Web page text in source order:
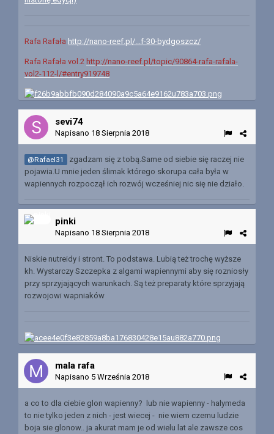
Rafa Rafała http://nano-reef.pl/...f-30-bydgoszcz/
Rafa Rafała vol.2 http://nano-reef.pl/topic/90864-rafa-rafala-
vol2-112-l/#entry919748
sevi74
Napisano 18 Sierpnia 2018
@Rafael31
zgadzam się z tobą.Same od siebie się raczej nie
pojawia.U mnie jeden ślimak którego skorupa cała była w
wapiennych rozpoczął ich rozwój wcześniej nic się nie działo.
pinki
Napisano 18 Sierpnia 2018
Niskie nutreidy i stront. To podstawa. Lubią też trochę wyższe
kh. Wystarczy Szczepka z algami wapiennymi aby się rozniosły
przy sprzyjających warunkach. Są też preparaty które sprzyjają
rozwojowi wapniaków
mala rafa
Napisano 5 Września 2018
a co to dla ciebie glon wapienny? lub nie wapienny - halymeda
to nie tylko jeden z nich - jest wiecej - nie wiem czemu ludzie
boja sie glonow.. ja akurat mam je od wielu lat ale zawsze cos